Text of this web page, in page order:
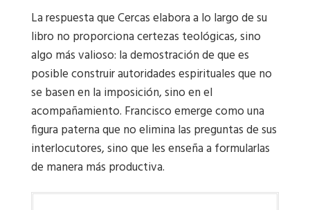
La respuesta que Cercas elabora a lo largo de su
libro no proporciona certezas teológicas, sino
algo más valioso: la demostración de que es
posible construir autoridades espirituales que no
se basen en la imposición, sino en el
acompañamiento. Francisco emerge como una
figura paterna que no elimina las preguntas de sus
interlocutores, sino que les enseña a formularlas
de manera más productiva.